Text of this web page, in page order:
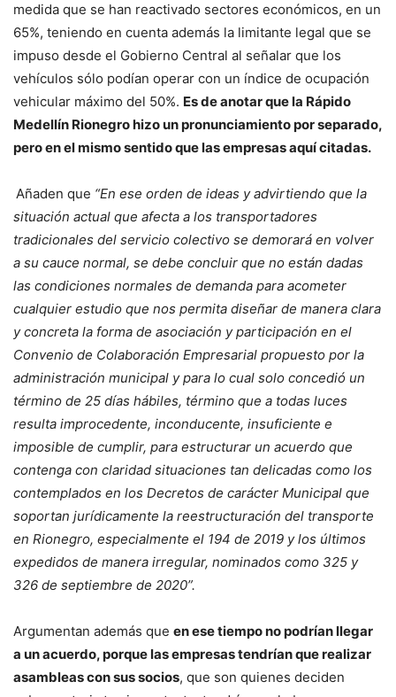
medida que se han reactivado sectores económicos, en un
65%, teniendo en cuenta además la limitante legal que se
impuso desde el Gobierno Central al señalar que los
vehículos sólo podían operar con un índice de ocupación
vehicular máximo del 50%. Es de anotar que la Rápido
Medellín Rionegro hizo un pronunciamiento por separado,
pero en el mismo sentido que las empresas aquí citadas.
Añaden que “En ese orden de ideas y advirtiendo que la
situación actual que afecta a los transportadores
tradicionales del servicio colectivo se demorará en volver
a su cauce normal, se debe concluir que no están dadas
las condiciones normales de demanda para acometer
cualquier estudio que nos permita diseñar de manera clara
y concreta la forma de asociación y participación en el
Convenio de Colaboración Empresarial propuesto por la
administración municipal y para lo cual solo concedió un
término de 25 días hábiles, término que a todas luces
resulta improcedente, inconducente, insuficiente e
imposible de cumplir, para estructurar un acuerdo que
contenga con claridad situaciones tan delicadas como los
contemplados en los Decretos de carácter Municipal que
soportan jurídicamente la reestructuración del transporte
en Rionegro, especialmente el 194 de 2019 y los últimos
expedidos de manera irregular, nominados como 325 y
326 de septiembre de 2020”.
Argumentan además que en ese tiempo no podrían llegar
a un acuerdo, porque las empresas tendrían que realizar
asambleas con sus socios, que son quienes deciden